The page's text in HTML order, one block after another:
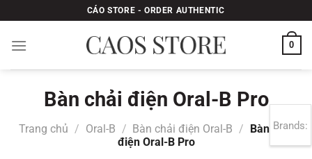
qua
nội
CÁO STORE - ORDER AUTHENTIC
0
Bàn chải điện Oral-B Pro
Trang chủ / Oral-B / Bàn chải điện Oral-B /
Bàn chải
điện Oral-B Pro
Brands: